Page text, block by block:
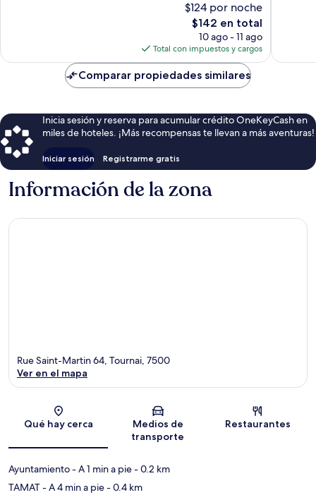
$124 por noche
El
precio
actual
es
de
$142
$142 en total
10 ago - 11 ago
Total con impuestos y cargos
Comparar propiedades similares
Inicia sesión y reserva para acumular crédito OneKeyCash en
miles de hoteles. ¡Más recompensas te llevan a más aventuras!
Iniciar sesión Registrarme gratis
Información de la zona
Sección del mapa
Rue Saint-Martin 64, Tournai, 7500
Ver en el mapa
Qué hay cerca
Medios de
transporte
Restaurantes
Ayuntamiento- A 1 min a pie- 0.2 km
TAMAT- A 4 min a pie- 0.4 km